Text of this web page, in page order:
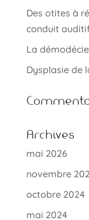
Des otites à
conduit
La démodécie
Dysplasie de
Archives
mai 2026
novembre
octobre 2024
mai 2024